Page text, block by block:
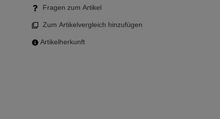
Fragen zum Artikel
Zum Artikelvergleich hinzufügen
Artikelherkunft